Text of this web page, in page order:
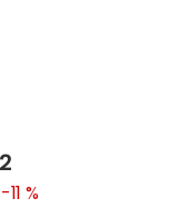
-11 %